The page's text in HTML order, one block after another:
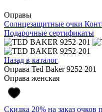
Оправы
Солнцезащитные очки
Подарочные сертификаты
Назад в каталог
Оправа Ted Baker 9252 201
Оправа женская
Скидка 20% на заказ очков